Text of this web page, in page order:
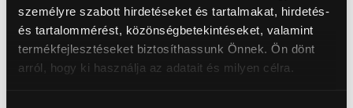
személyre szabott hirdetéseket és tartalmakat, hirdetés-
és tartalommérést, közönségbetekintéseket, valamint
termékfejlesztéseket biztosíthassunk Önnek. Ön dönt
arról, hogy ki használja az adatait és milyen célra.
Neked ajánljuk